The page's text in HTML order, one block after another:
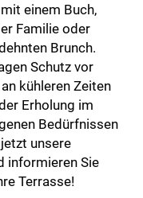
einem Buch,
Familie oder
Brunch.
Schutz vor
kühleren Zeiten
Erholung im
Bedürfnissen
unsere
informieren Sie
Terrasse!